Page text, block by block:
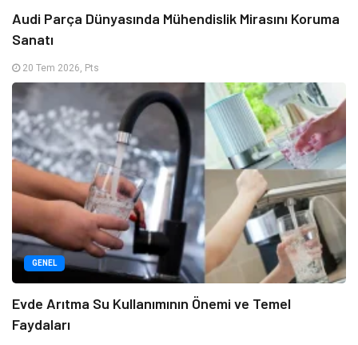
Audi Parça Dünyasında Mühendislik Mirasını Koruma
Sanatı
20 Tem 2026, Pts
GENEL
Evde Arıtma Su Kullanımının Önemi ve Temel
Faydaları